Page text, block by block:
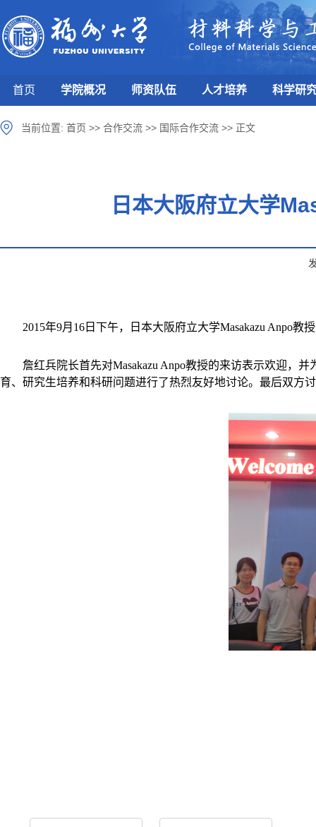
首页 学院概况 师资队伍 人才培养 科学研
当前位置: 首页 >> 合作交流 >> 国际合作交流 >> 正文
日本大阪府立大学
2015年9月16日下午，日本大阪府立大学Masakazu Anpo
詹红兵院长首先对Masakazu Anpo教授的来访表示欢迎，
育、研究生培养和科研问题进行了热烈友好地讨论。最后双方